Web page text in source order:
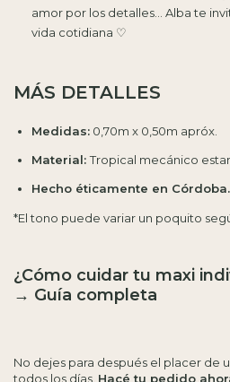
amor por los detalles... Alba te
vida cotidiana ♡
MÁS DETALLES
Medidas: 0,70m x 0,50m apróx.
Material:Tropical mecánico
Hecho éticamente en Córdoba.
*El tono puede variar un poquito
¿Cómo cuidar tu maxi
→ Guía completa
No dejes para después el placer de
todos los días. Hacé tu pedido